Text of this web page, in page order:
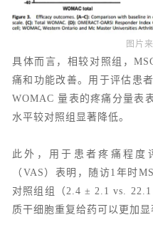
图片
具体而言，相较对照组，
痛和功能改善。用于评估患
WOMAC 量表的疼痛分量表
水平较对照组显著降低。
此外，用于患者疼痛程度
（VAS）表明，随访1年时
对照组组（2.4 ± 2.1 vs.
质干细胞重复给药可以更加显